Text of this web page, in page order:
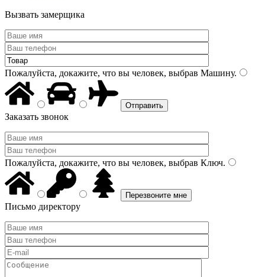
Вызвать замерщика
Пожалуйста, докажите, что вы человек, выбрав Машину.
Заказать звонок
Пожалуйста, докажите, что вы человек, выбрав Ключ.
Письмо директору